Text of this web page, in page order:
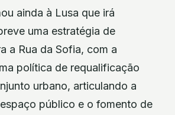
ainda à Lusa que irá
uma estratégia de
a Rua da Sofia, com a
política de requalificação
urbano, articulando a
público e o fomento de